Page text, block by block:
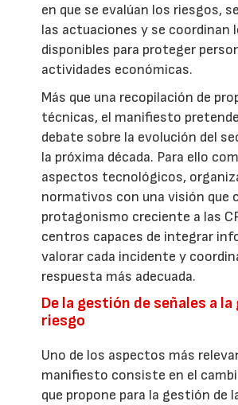
en que se evalúan los riesgos,
las actuaciones y se coordinan
disponibles para proteger
actividades económicas.
Más que una recopilación de
técnicas, el manifiesto
debate sobre la evolución del
la próxima década. Para ello
aspectos tecnológicos,
normativos con una visión que
protagonismo creciente a las
centros capaces de integrar
valorar cada incidente y
respuesta más adecuada.
De la gestión de señales a
riesgo
Uno de los aspectos más
manifiesto consiste en el
que propone para la gestión de